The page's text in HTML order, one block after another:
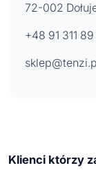
72-002
+48 91 311
Klienci którzy